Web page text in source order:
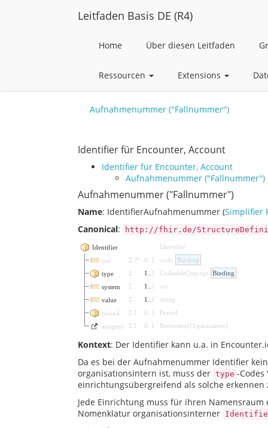
Leitfaden Basis DE (R4)
Home Über diesen Leitfaden
Ressourcen Extensions
Aufnahmenummer ("Fallnummer")
Identifier für Encounter, Account
Identifier für Encounter, Account
Aufnahmenummer ("Fallnummer")
Aufnahmenummer ("Fallnummer")
Name: IdentifierAufnahmenummer (Simplifier
Canonical: http://fhir.de/
Identifier
Identifier
use
Σ ?! 0 1 code
Binding
type
Σ 1 1 CodeableConcept
Binding
system
Σ 1 1
uri
value
Σ 1 1
string
period
Σ I 0 1
Period
assigner
Σ I 0 1 Reference( Organization)
Kontext: Der Identifier kann u.a. in
Da es bei der Aufnahmenummer Identifier
organisationsintern ist, muss der type -
einrichtungsübergreifend als solche erkennen
Jede Einrichtung muss für ihren Namensraum
Nomenklatur organisationsinterner